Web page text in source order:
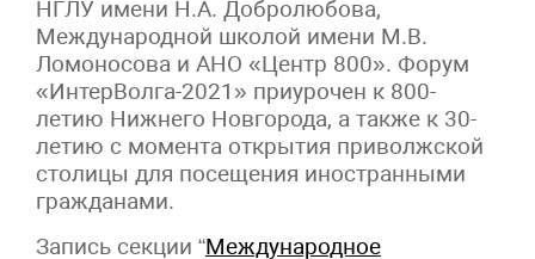
НГЛУ имени Н.А. Добролюбова,
Международной школой имени М.В.
Ломоносова и АНО «Центр 800». Форум
«ИнтерВолга-2021» приурочен к 800-
летию Нижнего Новгорода, а также к 30-
летию с момента открытия приволжской
столицы для посещения иностранными
гражданами.
Запись секции “Международное